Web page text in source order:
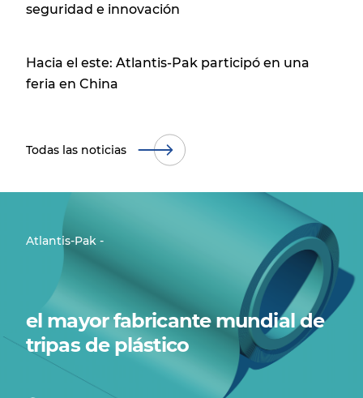
seguridad e innovación
Hacia el este: Atlantis-Pak participó en una
feria en China
Todas las noticias
Atlantis-Pak -
el mayor fabricante mundial de
tripas de plástico